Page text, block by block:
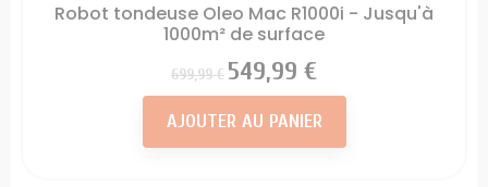
Robot tondeuse Oleo Mac R1000i - Jusqu'à
1000m² de surface
Prix
699,99 € Prix
549,99 €
AJOUTER AU PANIER